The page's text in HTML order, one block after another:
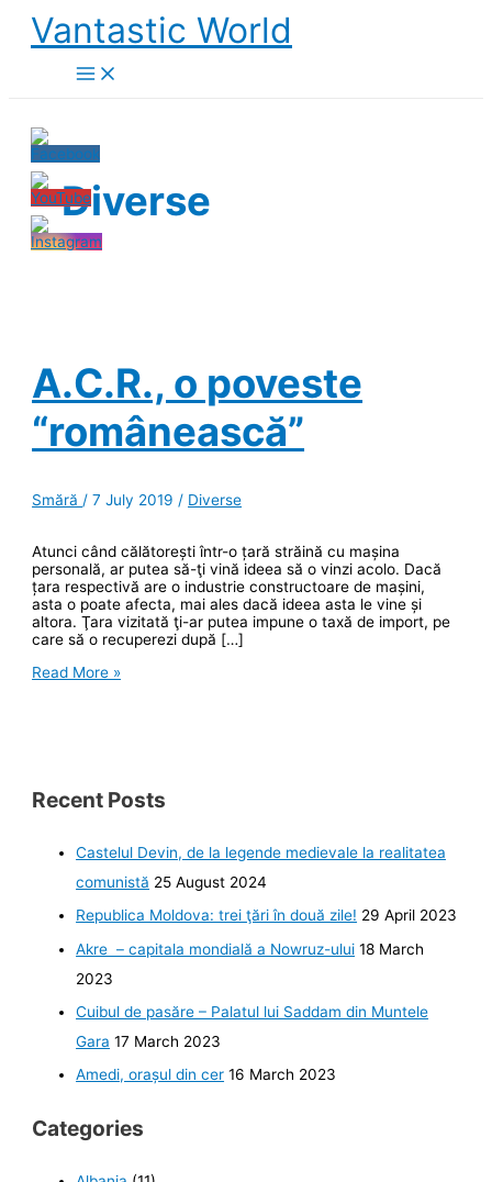
Skip
content
Vantastic World
Diverse
A.C.R., o poveste
“românească”
Smără /7 July 2019 / Diverse
Atunci când călătorești într-o țară străină cu mașina
personală, ar putea să-ţi vină ideea să o vinzi acolo. Dacă
țara respectivă are o industrie constructoare de mașini,
asta o poate afecta, mai ales dacă ideea asta le vine și
altora. Ţara vizitată ţi-ar putea impune o taxă de import, pe
care să o recuperezi după […]
A.C.R.,
Read More »
Recent Posts
Castelul Devin, de la legende medievale la realitatea
comunistă 25 August 2024
Republica Moldova: trei ţări în două zile! 29 April 2023
Akre – capitala mondială a Nowruz-ului 18 March
2023
Cuibul de pasăre – Palatul lui Saddam din Muntele
Gara 17 March 2023
Amedi, orașul din cer 16 March 2023
Categories